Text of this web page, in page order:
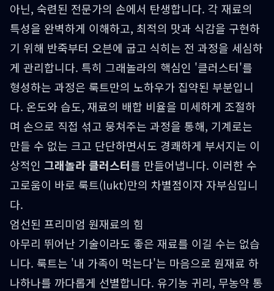
아닌, 숙련된 전문가의 손에서 탄생합니다. 각 재료의
특성을 완벽하게 이해하고, 최적의 맛과 식감을 구현하
기 위해 반죽부터 오븐에 굽고 식히는 전 과정을 세심하
게 관리합니다. 특히 그래놀라의 핵심인 '클러스터'를
형성하는 과정은 룩트만의 노하우가 집약된 부분입니
다. 온도와 습도, 재료의 배합 비율을 미세하게 조절하
며 손으로 직접 섞고 뭉쳐주는 과정을 통해, 기계로는
만들 수 없는 크고 단단하면서도 경쾌하게 부서지는 이
상적인 그래놀라 클러스터를 만들어냅니다. 이러한 수
고로움이 바로 룩트(lukt)만의 차별점이자 자부심입니
다.
엄선된 프리미엄 원재료의 힘
아무리 뛰어난 기술이라도 좋은 재료를 이길 수는 없습
니다. 룩트는 '내 가족이 먹는다'는 마음으로 원재료 하
나하나를 까다롭게 선별합니다. 유기농 귀리, 무농약 통